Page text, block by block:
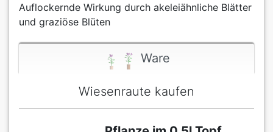
Auflockernde Wirkung durch akeleiähnliche Blätter
und graziöse Blüten
Ware
Wiesenraute kaufen